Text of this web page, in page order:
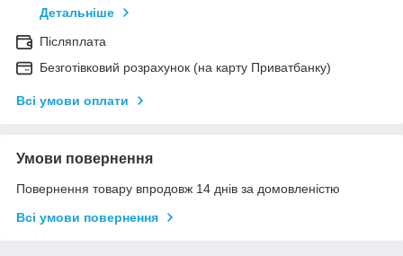
Детальніше
Післяплата
Безготівковий розрахунок (на карту Приватбанку)
Всі умови оплати
Умови повернення
Повернення товару впродовж 14 днів за домовленістю
Всі умови повернення